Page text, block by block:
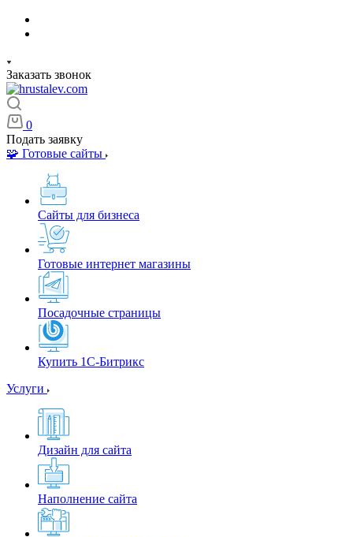
Заказать звонок
0
Подать заявку
🧩 Готовые сайты
Сайты для бизнеса
Готовые интернет магазины
Посадочные страницы
Купить 1С-Битрикс
Услуги
Дизайн для сайта
Наполнение сайта